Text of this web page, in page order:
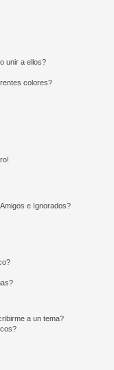
unir a ellos?
colores?
e Ignorados?
a un tema?